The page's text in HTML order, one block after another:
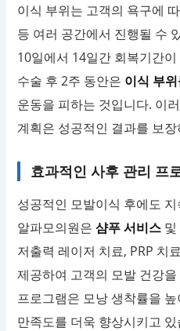
이식 부위는 고객의 욕구에
등 여러 공간에서 진행될 수
10일에서 14일간 회복기간
수술 후 2주 동안은 이식 부
운동을 피하는 것입니다. 이
계획은 성공적인 결과를 보
효과적인 사후 관리 프
성공적인 모발이식 후에도
알파모의원은샴푸 서비스
저출력 레이저 치료, PRP 치
제공하여 고객의 모발 건강
프로그램은 모낭 생착률을
만족도를 더욱 향상시키고